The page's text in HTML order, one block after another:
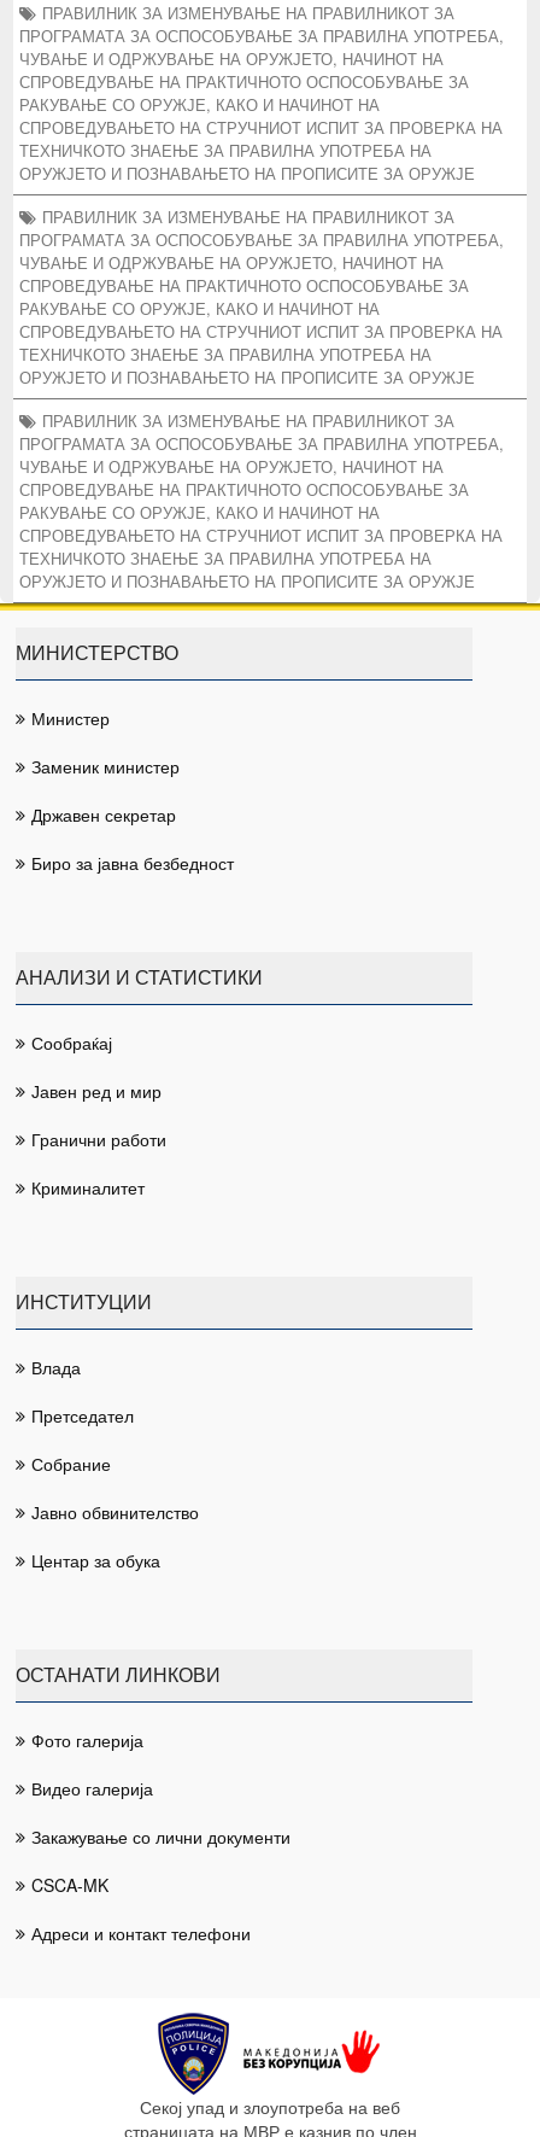
ПРАВИЛНИК ЗА ИЗМЕНУВАЊЕ НА ПРАВИЛНИКОТ ЗА
ПРОГРАМАТА ЗА ОСПОСОБУВАЊЕ ЗА ПРАВИЛНА УПОТРЕБА,
ЧУВАЊЕ И ОДРЖУВАЊЕ НА ОРУЖЈЕТО, НАЧИНОТ НА
СПРОВЕДУВАЊЕ НА ПРАКТИЧНОТО ОСПОСОБУВАЊЕ ЗА
РАКУВАЊЕ СО ОРУЖЈЕ, КАКО И НАЧИНОТ НА
СПРОВЕДУВАЊЕТО НА СТРУЧНИОТ ИСПИТ ЗА ПРОВЕРКА НА
ТЕХНИЧКОТО ЗНАЕЊЕ ЗА ПРАВИЛНА УПОТРЕБА НА
ОРУЖЈЕТО И ПОЗНАВАЊЕТО НА ПРОПИСИТЕ ЗА ОРУЖЈЕ
ПРАВИЛНИК ЗА ИЗМЕНУВАЊЕ НА ПРАВИЛНИКОТ ЗА
ПРОГРАМАТА ЗА ОСПОСОБУВАЊЕ ЗА ПРАВИЛНА УПОТРЕБА,
ЧУВАЊЕ И ОДРЖУВАЊЕ НА ОРУЖЈЕТО, НАЧИНОТ НА
СПРОВЕДУВАЊЕ НА ПРАКТИЧНОТО ОСПОСОБУВАЊЕ ЗА
РАКУВАЊЕ СО ОРУЖЈЕ, КАКО И НАЧИНОТ НА
СПРОВЕДУВАЊЕТО НА СТРУЧНИОТ ИСПИТ ЗА ПРОВЕРКА НА
ТЕХНИЧКОТО ЗНАЕЊЕ ЗА ПРАВИЛНА УПОТРЕБА НА
ОРУЖЈЕТО И ПОЗНАВАЊЕТО НА ПРОПИСИТЕ ЗА ОРУЖЈЕ
ПРАВИЛНИК ЗА ИЗМЕНУВАЊЕ НА ПРАВИЛНИКОТ ЗА
ПРОГРАМАТА ЗА ОСПОСОБУВАЊЕ ЗА ПРАВИЛНА УПОТРЕБА,
ЧУВАЊЕ И ОДРЖУВАЊЕ НА ОРУЖЈЕТО, НАЧИНОТ НА
СПРОВЕДУВАЊЕ НА ПРАКТИЧНОТО ОСПОСОБУВАЊЕ ЗА
РАКУВАЊЕ СО ОРУЖЈЕ, КАКО И НАЧИНОТ НА
СПРОВЕДУВАЊЕТО НА СТРУЧНИОТ ИСПИТ ЗА ПРОВЕРКА НА
ТЕХНИЧКОТО ЗНАЕЊЕ ЗА ПРАВИЛНА УПОТРЕБА НА
ОРУЖЈЕТО И ПОЗНАВАЊЕТО НА ПРОПИСИТЕ ЗА ОРУЖЈЕ
МИНИСТЕРСТВО
Министер
Заменик министер
Државен секретар
Биро за јавна безбедност
АНАЛИЗИ И СТАТИСТИКИ
Сообраќај
Јавен ред и мир
Гранични работи
Криминалитет
ИНСТИТУЦИИ
Влада
Претседател
Собрание
Јавно обвинителство
Центар за обука
ОСТАНАТИ ЛИНКОВИ
Фото галерија
Видео галерија
Закажување со лични документи
CSCA-MK
Адреси и контакт телефони
Секој упад и злоупотреба на веб
страницата на МВР е казнив по член